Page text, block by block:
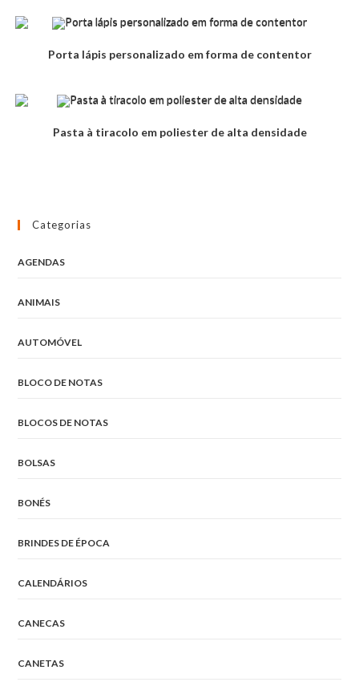
Porta lápis personalizado em forma de contentor
Pasta à tiracolo em poliester de alta densidade
Categorias
AGENDAS
ANIMAIS
AUTOMÓVEL
BLOCO DE NOTAS
BLOCOS DE NOTAS
BOLSAS
BONÉS
BRINDES DE ÉPOCA
CALENDÁRIOS
CANECAS
CANETAS